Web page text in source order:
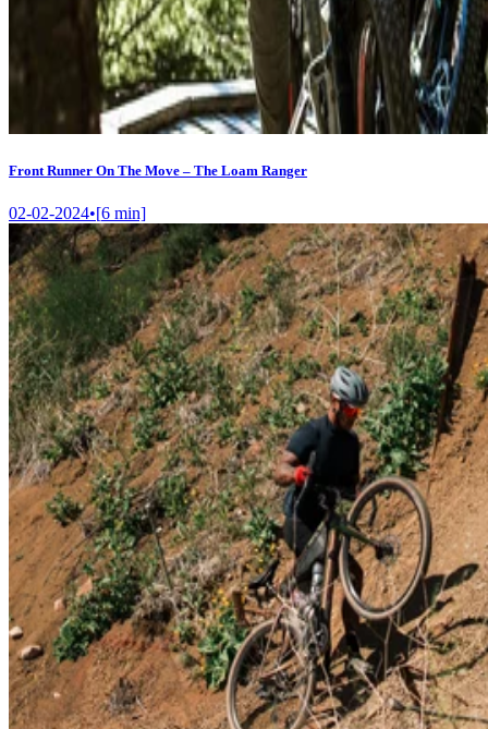
Front Runner On The Move – The Loam Ranger
02-02-2024•[6 min]